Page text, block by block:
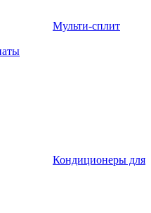
Мульти-сплит
Кондиционеры для